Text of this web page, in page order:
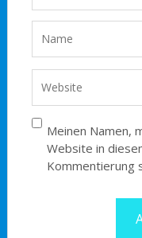
Meinen Namen,
Website in
Kommentierung